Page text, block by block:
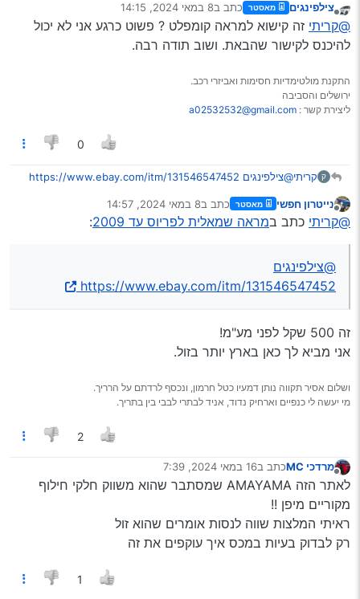
צילפינגים מאסטר כתב ב8 במאי 2024, 14:15
נערך לאחרונה על ידי
@קריתי זה קישוא למראה קומפלט ? פשוט כרגע אני לא יכול
להיכנס לקישור שהבאת. ושוב תודה רבה.
התקנת מולטימדיות חסימות ואביזרי רכב.
ירושלים והסביבה
ליצירת קשר : a02532532@gmail.com
0
ק קריתי@צילפינגים https://www.ebay.com/itm/131546547452
מנותק
נייטרון חפשי מאסטר כתב ב8 במאי 2024, 14:57
נערך לאחרונה על ידי
@קריתי כתב במראה שמאלית לפריוס עד 2009 :
@צילפינגים
https://www.ebay.com/itm/131546547452
זה 500 שקל לפני מע"מ!
אני מביא לך כאן בארץ יותר בזול.
ושלום אסיר תקווה נותן דמעיו כטל חרמון, ונכסף לרדתם על הרריך.
מי יעשה לי כנפיים וארחיק נדוד, אניד לבתרי לבבי בין בתריך.
2
מרדכי MC כתב ב16 במאי 2024, 7:39
נערך לאחרונה על ידי
לאתר הזה AMAYAMA שמסתבר שהוא משווק חלקי חילוף
מקוריים מיפן !!
ראיתי המלצות שווה לנסות אומרים שהוא זול
רק לבדוק בעיות במכס איך עוקפים את זה
1